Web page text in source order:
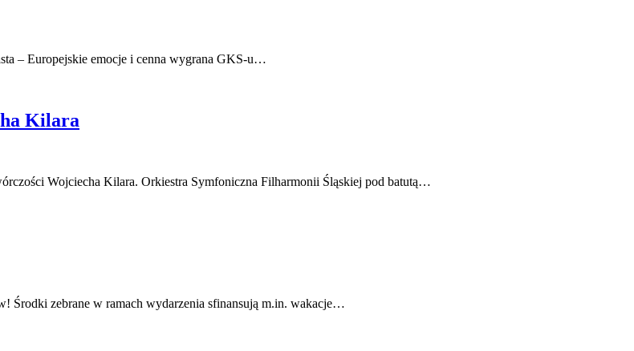
– Europejskie emocje i cenna wygrana GKS-u…
Kilara
Wojciecha Kilara. Orkiestra Symfoniczna Filharmonii Śląskiej pod batutą…
Środki zebrane w ramach wydarzenia sfinansują m.in. wakacje…